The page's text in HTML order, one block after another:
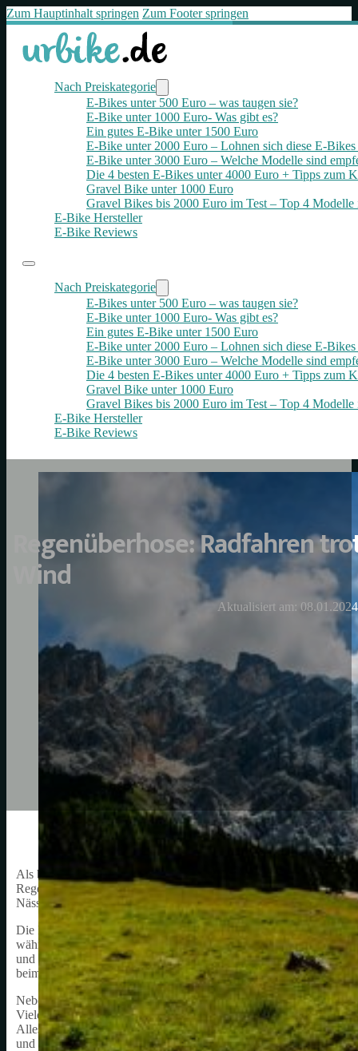
Zum Hauptinhalt springen Zum Footer springen
Nach Preiskategorie
E-Bikes unter 500 Euro – was taugen sie?
E-Bike unter 1000 Euro- Was gibt es?
Ein gutes E-Bike unter 1500 Euro
E-Bike unter 2000 Euro – Lohnen sich diese E-
E-Bike unter 3000 Euro – Welche Modelle sind
Die 4 besten E‑Bikes unter 4000 Euro + Tipps zum
Gravel Bike unter 1000 Euro
Gravel Bikes bis 2000 Euro im Test – Top 4 Modelle
E-Bike Hersteller
E-Bike Reviews
Nach Preiskategorie
E-Bikes unter 500 Euro – was taugen sie?
E-Bike unter 1000 Euro- Was gibt es?
Ein gutes E-Bike unter 1500 Euro
E-Bike unter 2000 Euro – Lohnen sich diese E-
E-Bike unter 3000 Euro – Welche Modelle sind
Die 4 besten E‑Bikes unter 4000 Euro + Tipps zum
Gravel Bike unter 1000 Euro
Gravel Bikes bis 2000 Euro im Test – Top 4 Modelle
E-Bike Hersteller
E-Bike Reviews
Regenüberhose: Radfahren
Wind
Aktualisiert am: 08.01.2024
Als begeisterter Radfahrer weiß ich, wie wichtig es ist, sich auf
Regen oder gar im Falle von plötzlichen Wetteränderungen
Nässe und hält den unteren Teil des Körpers, insbesondere der
Die Regenüberhose ist aus wasserabweisendem Material
während es gleichzeitig atmungsaktiv ist. Bei der Auswahl der
und Gewicht zu achten, um den bestmöglichen Schutz in
beim Kauf ebenfalls berücksichtigt werden, da die Hose während
Neben dem Schutz vor Regen bieten Regenüberhosen auch
Viele Modelle verfügen über reflektierende Elemente, um die
Alles in allem ist die Regenüberhose ein wesentliches
und trocken zu bleiben.